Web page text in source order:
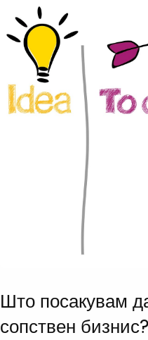
Што посакувам
сопствен бизнис?